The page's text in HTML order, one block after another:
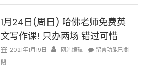
OPT
開
刀〉
中
請
1B
簽
證
高
在
即
移
民
政
策
1月24日(周日) 哈佛老师免费英
文写作课! 只办两场 错过可惜
2021年1月19日 网站编辑
在
留言功能已關
閉